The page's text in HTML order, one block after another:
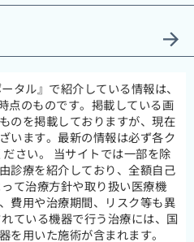
タル』で紹介している情報は、
点のものです。掲載している画
のを掲載しておりますが、現在
います。最新の情報は必ず各ク
さい。 当サイトでは一部を除
診療を紹介しており、全額自己
て治療方針や取り扱い医療機
費用や治療期間、リスク等も異
ている機器で行う治療には、国
を用いた施術が含まれます。